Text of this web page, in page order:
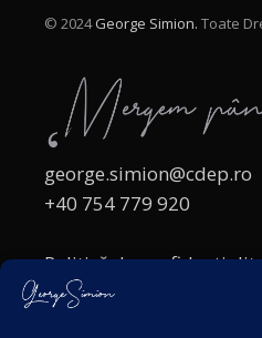
© 2024George Simion. Toate
george.simion@cdep.ro
+40 754 779 920
Politică de
Politica cookies